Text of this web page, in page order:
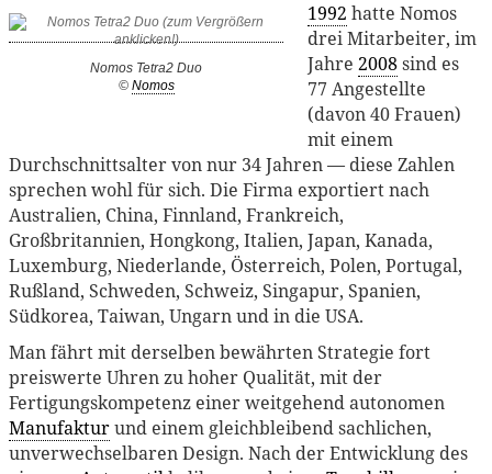
Nomos Tetra2 Duo
© Nomos
1992 hatte Nomos
drei Mitarbeiter, im
Jahre2008sind es
77 Angestellte
(davon 40 Frauen)
mit einem
Durchschnittsalter von nur 34 Jahren — diese Zahlen
sprechen wohl für sich. Die Firma exportiert nach
Australien, China, Finnland, Frankreich,
Großbritannien, Hongkong, Italien, Japan, Kanada,
Luxemburg, Niederlande, Österreich, Polen, Portugal,
Rußland, Schweden, Schweiz, Singapur, Spanien,
Südkorea, Taiwan, Ungarn und in die USA.
Man fährt mit derselben bewährten Strategie fort
preiswerte Uhren zu hoher Qualität, mit der
Fertigungskompetenz einer weitgehend autonomen
Manufakturund einem gleichbleibend sachlichen,
unverwechselbaren Design. Nach der Entwicklung des